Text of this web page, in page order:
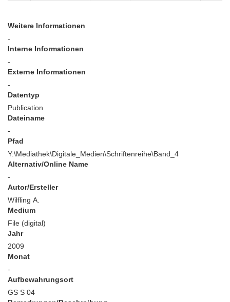
Weitere Informationen
-
Interne Informationen
-
Externe Informationen
-
Datentyp
Publication
Dateiname
-
Pfad
Y:\Mediathek\Digitale_Medien\Schriftenreihe\Band_4
Alternativ/Online Name
-
Autor/Ersteller
Wilfling A.
Medium
File (digital)
Jahr
2009
Monat
-
Aufbewahrungsort
GS S 04